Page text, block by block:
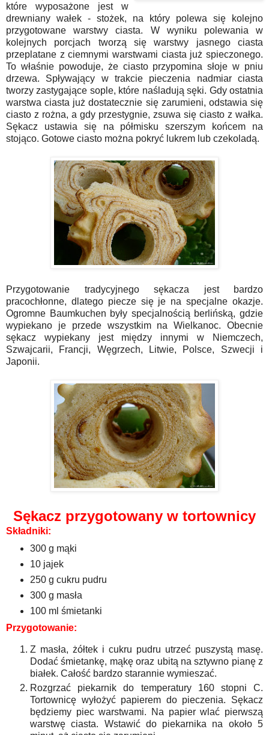
które wyposażone jest w
drewniany wałek - stożek, na który polewa się kolejno
przygotowane warstwy ciasta. W wyniku polewania w
kolejnych porcjach tworzą się warstwy jasnego ciasta
przeplatane z ciemnymi warstwami ciasta już spieczonego.
To właśnie powoduje, że ciasto przypomina słoje w pniu
drzewa. Spływający w trakcie pieczenia nadmiar ciasta
tworzy zastygające sople, które naśladują sęki. Gdy ostatnia
warstwa ciasta już dostatecznie się zarumieni, odstawia się
ciasto z rożna, a gdy przestygnie, zsuwa się ciasto z wałka.
Sękacz ustawia się na półmisku szerszym końcem na
stojąco. Gotowe ciasto można pokryć lukrem lub czekoladą.
Przygotowanie tradycyjnego sękacza jest bardzo
pracochłonne, dlatego piecze się je na specjalne okazje.
Ogromne Baumkuchen były specjalnością berlińską, gdzie
wypiekano je przede wszystkim na Wielkanoc. Obecnie
sękacz wypiekany jest między innymi w Niemczech,
Szwajcarii, Francji, Węgrzech, Litwie, Polsce, Szwecji i
Japonii.
Sękacz przygotowany w tortownicy
Składniki:
300 g mąki
10 jajek
250 g cukru pudru
300 g masła
100 ml śmietanki
Przygotowanie:
Z masła, żółtek i cukru pudru utrzeć puszystą masę.
Dodać śmietankę, mąkę oraz ubitą na sztywno pianę z
białek. Całość bardzo starannie wymieszać.
Rozgrzać piekarnik do temperatury 160 stopni C.
Tortownicę wyłożyć papierem do pieczenia. Sękacz
będziemy piec warstwami. Na papier wlać pierwszą
warstwę ciasta. Wstawić do piekarnika na około 5